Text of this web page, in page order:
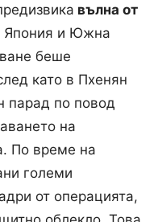
вълна от
Япония и Южна
беше
като в Пхенян
парад по повод
на
По време на
големи
от операцията,